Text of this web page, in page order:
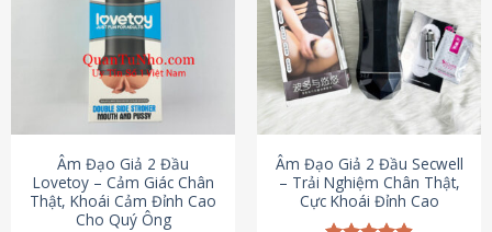
Âm Đạo Giả 2 Đầu
Lovetoy – Cảm Giác Chân
Thật, Khoái Cảm Đỉnh Cao
Cho Quý Ông
Âm Đạo Giả 2 Đầu Secwell
– Trải Nghiệm Chân Thật,
Cực Khoái Đỉnh Cao